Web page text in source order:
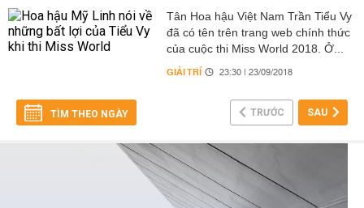
Tân Hoa hậu Việt Nam Trần Tiểu Vy
đã có tên trên trang web chính thức
của cuộc thi Miss World 2018. Ở...
GIẢI TRÍ 23:30 | 23/09/2018
TÌM THEO NGÀY TRƯỚC SAU